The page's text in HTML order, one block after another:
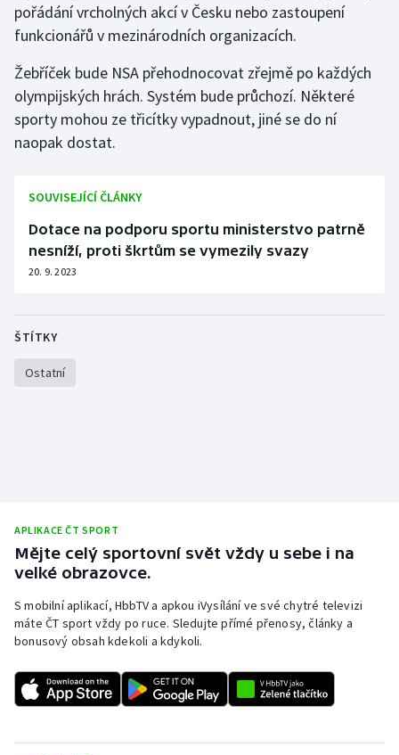
pořádání vrcholných akcí v Česku nebo zastoupení
funkcionářů v mezinárodních organizacích.
Žebříček bude NSA přehodnocovat zřejmě po každých
olympijských hrách. Systém bude průchozí. Některé
sporty mohou ze třicítky vypadnout, jiné se do ní
naopak dostat.
SOUVISEJÍCÍ ČLÁNKY
Dotace na podporu sportu ministerstvo patrně
nesníží, proti škrtům se vymezily svazy
20. 9. 2023
ŠTÍTKY
Ostatní
APLIKACE ČT SPORT
Mějte celý sportovní svět vždy u sebe i na
velké obrazovce.
S mobilní aplikací, HbbTV a apkou iVysílání ve své chytré televizi
máte ČT sport vždy po ruce. Sledujte přímé přenosy, články a
bonusový obsah kdekoli a kdykoli.